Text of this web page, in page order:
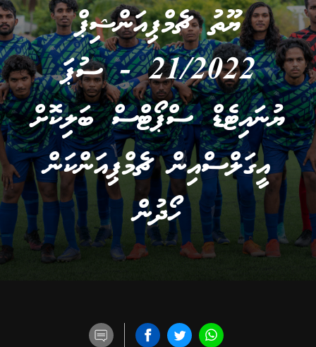
ޔޫތު ޗެމްޕިއަންޝިޕް
21/2022 - ސުޕަ
ޔުނައިޓެޑް ސްޕޯޓްސް ބަލިކޮށް
އީގަލްސްއިން ޗެމްޕިއަންކަން
ހޯދުން